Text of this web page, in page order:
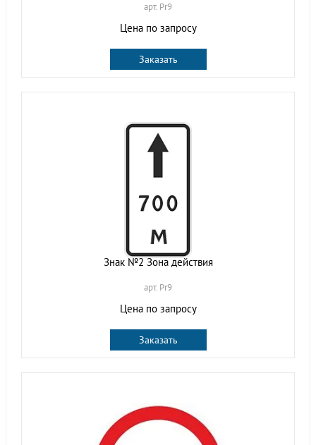
арт. Pr9
Цена по запросу
Заказать
Знак №2 Зона действия
арт. Pr9
Цена по запросу
Заказать